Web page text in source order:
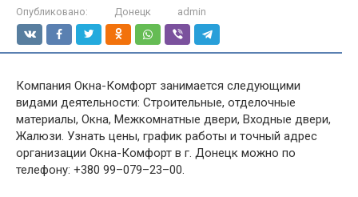
Опубликовано: Донецк admin
Компания Окна-Комфорт занимается следующими
видами деятельности: Строительные, отделочные
материалы, Окна, Межкомнатные двери, Входные двери,
Жалюзи. Узнать цены, график работы и точный адрес
организации Окна-Комфорт в г. Донецк можно по
телефону: +380 99–079–23–00.